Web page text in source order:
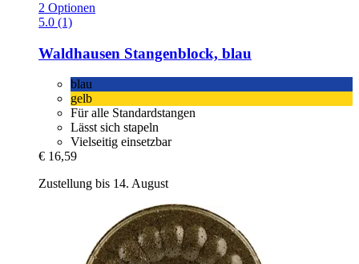
2 Optionen
5.0 (1)
Waldhausen Stangenblock, blau
blau
gelb
Für alle Standardstangen
Lässt sich stapeln
Vielseitig einsetzbar
€ 16,59
Zustellung bis 14. August